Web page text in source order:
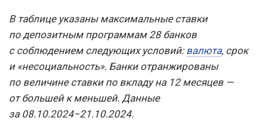
В таблице указаны максимальные ставки
по депозитным программам 28 банков
с соблюдением следующих условий: валюта, срок
и «несоциальность». Банки отранжированы
по величине ставки по вкладу на 12 месяцев —
от большей к меньшей. Данные
за 08.10.2024−21.10.2024.